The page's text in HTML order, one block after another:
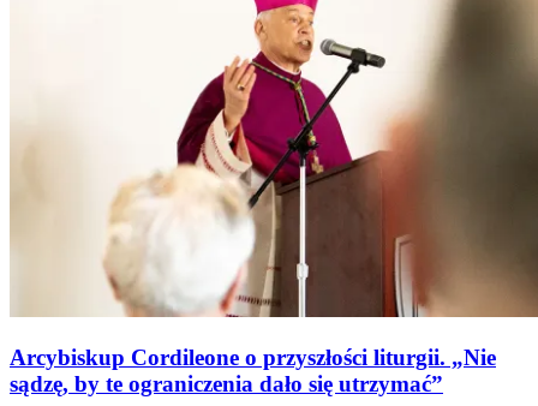
Arcybiskup Cordileone o przyszłości liturgii. „Nie
sądzę, by te ograniczenia dało się utrzymać”